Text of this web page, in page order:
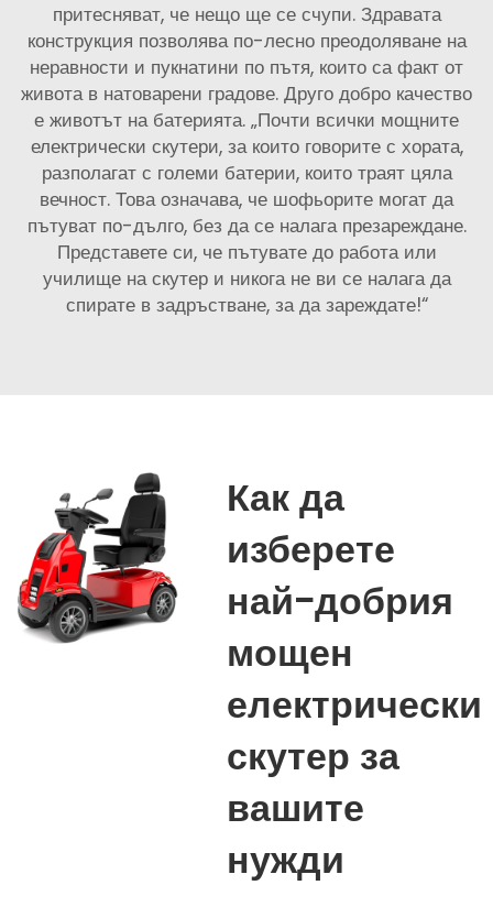
притесняват, че нещо ще се счупи. Здравата
конструкция позволява по-лесно преодоляване на
неравности и пукнатини по пътя, които са факт от
живота в натоварени градове. Друго добро качество
е животът на батерията. „Почти всички мощните
електрически скутери, за които говорите с хората,
разполагат с големи батерии, които траят цяла
вечност. Това означава, че шофьорите могат да
пътуват по-дълго, без да се налага презареждане.
Представете си, че пътувате до работа или
училище на скутер и никога не ви се налага да
спирате в задръстване, за да зареждате!“
Как да
изберете
най-добрия
мощен
електрически
скутер за
вашите
нужди